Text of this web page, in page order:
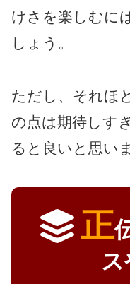
けさを楽しむに
しょう。
ただし、それほ
の点は期待しす
ると良いと思い
正
ス